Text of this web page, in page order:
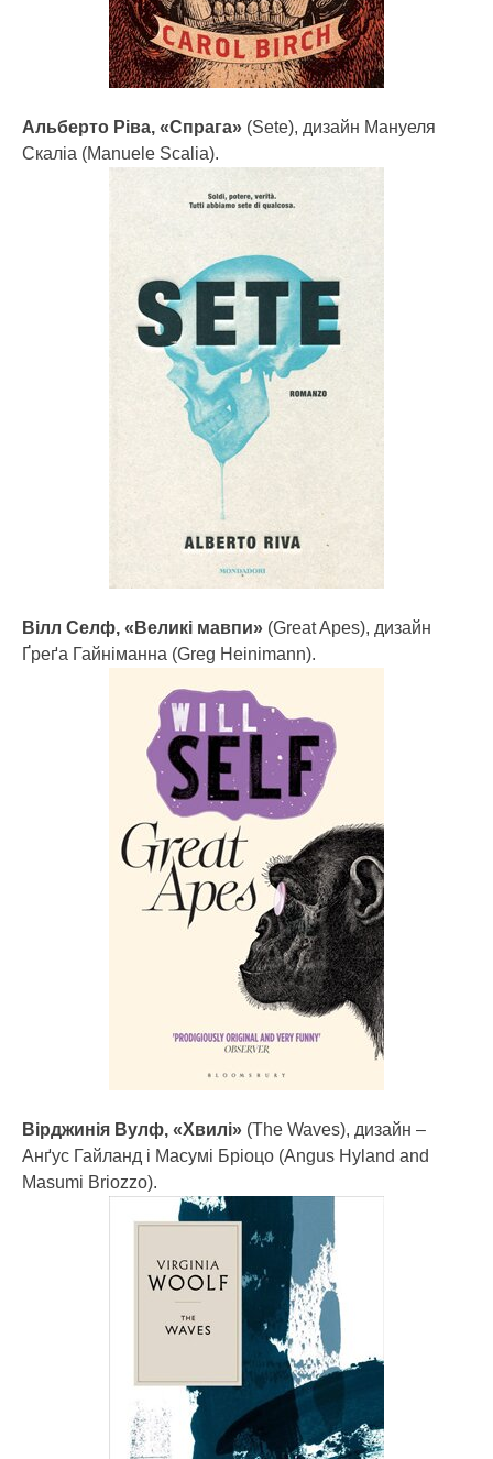
Альберто Ріва, «Спрага» (Sete), дизайн Мануеля
Скаліа (Manuele Scalia).
Вілл Селф, «Великі мавпи» (Great Apes), дизайн
Ґреґа Гайніманна (Greg Heinimann).
Вірджинія Вулф, «Хвилі» (The Waves), дизайн –
Анґус Гайланд і Масумі Бріоцо (Angus Hyland and
Masumi Briozzo).